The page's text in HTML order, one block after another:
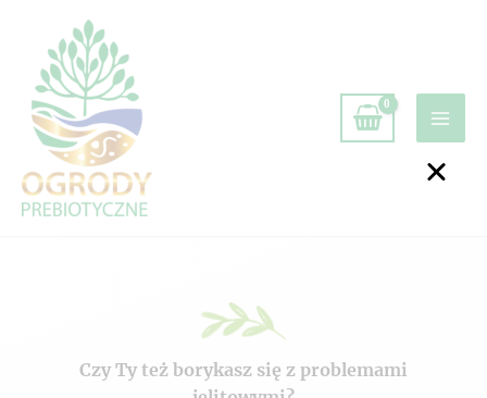
Czy Ty też borykasz się z problemami